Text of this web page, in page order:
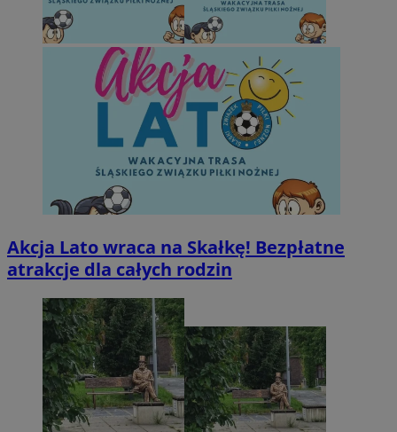
Akcja Lato wraca na Skałkę! Bezpłatne
atrakcje dla całych rodzin